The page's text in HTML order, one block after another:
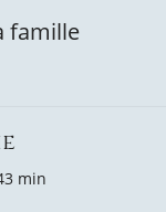
famille
min